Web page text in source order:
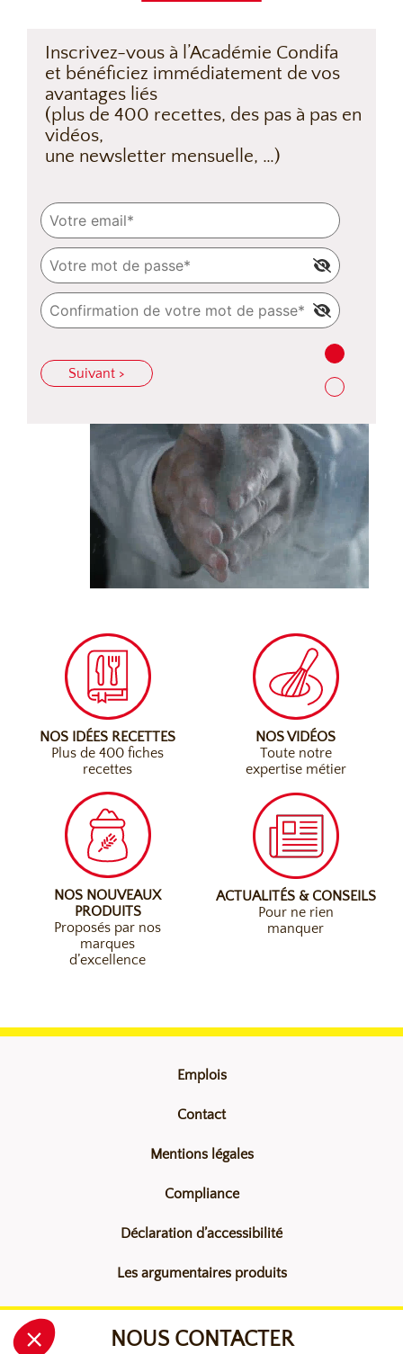
NOUS CONTACTER
Inscrivez-vous à l’Académie Condifa
et bénéficiez immédiatement de vos
avantages liés
(plus de 400 recettes, des pas à pas en
vidéos,
une newsletter mensuelle, …)
Suivant >
NOS IDÉES RECETTES
Plus de 400 fiches
recettes
NOS VIDÉOS
Toute notre
expertise métier
NOS NOUVEAUX
PRODUITS
Proposés par nos
marques
d’excellence
ACTUALITÉS & CONSEILS
Pour ne rien
manquer
Emplois
Contact
Mentions légales
Compliance
Déclaration d’accessibilité
Les argumentaires produits